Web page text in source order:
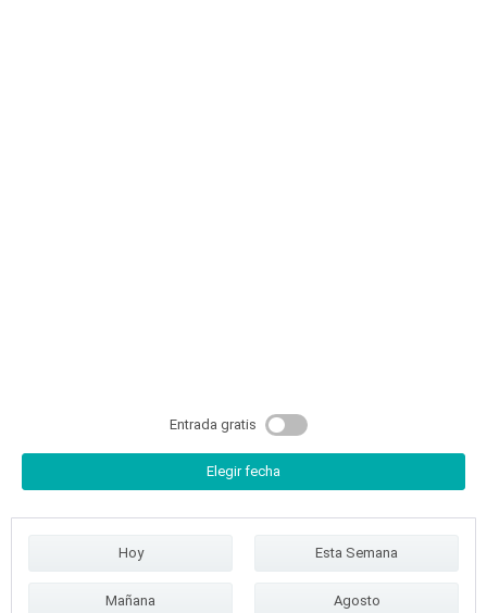
Entrada gratis
Elegir fecha
Hoy
Mañana
Esta Semana
Agosto